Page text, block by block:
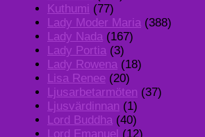
Kuthumi (77)
Lady Moder Maria (388)
Lady Nada (167)
Lady Portia (3)
Lady Rowena (18)
Lisa Renee (20)
Ljusarbetarmöten (37)
Ljusvärdinnan (1)
Lord Buddha (40)
Lord Emanuel (12)